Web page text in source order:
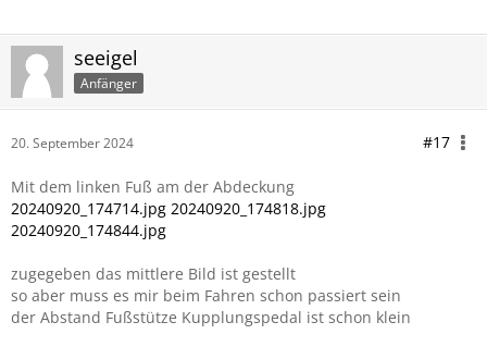
seeigel
Anfänger
20. September 2024 #17
Mit dem linken Fuß am der Abdeckung
20240920_174714.jpg 20240920_174818.jpg
20240920_174844.jpg
zugegeben das mittlere Bild ist gestellt
so aber muss es mir beim Fahren schon passiert sein
der Abstand Fußstütze Kupplungspedal ist schon klein